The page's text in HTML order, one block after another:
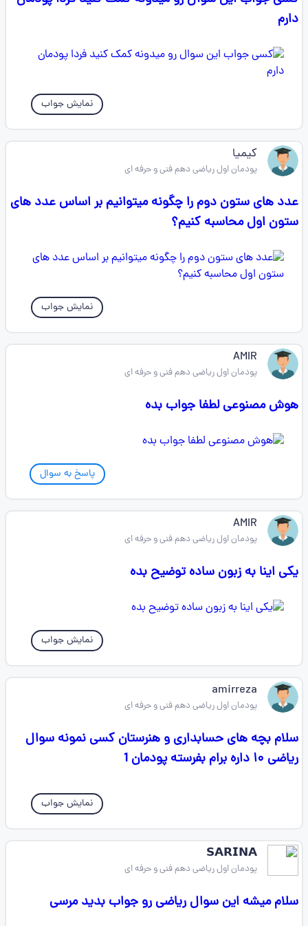
دارم
نمایش جواب
کیمیا
پودمان اول ریاضی دهم فنی و حرفه ای
عدد های ستون دوم را چگونه میتوانیم بر اساس عدد های
ستون اول محاسبه کنیم؟
نمایش جواب
AMIR
پودمان اول ریاضی دهم فنی و حرفه ای
هوش مصنوعی لطفا جواب بده
پاسخ به سوال
AMIR
پودمان اول ریاضی دهم فنی و حرفه ای
یکی اینا به زبون ساده توضیح بده
نمایش جواب
amirreza
پودمان اول ریاضی دهم فنی و حرفه ای
سلام بچه های حسابداری و هنرستان کسی نمونه سوال
ریاضی ۱۰ داره برام بفرسته پودمان 1
نمایش جواب
𝗦𝗔𝗥𝗜𝗡𝗔
پودمان اول ریاضی دهم فنی و حرفه ای
سلام میشه این سوال ریاضی رو جواب بدید مرسی